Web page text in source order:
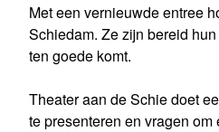
Met een vernieuwde entree
Schiedam. Ze zijn bereid
ten goede komt.
Theater aan de Schie doet
te presenteren en vragen